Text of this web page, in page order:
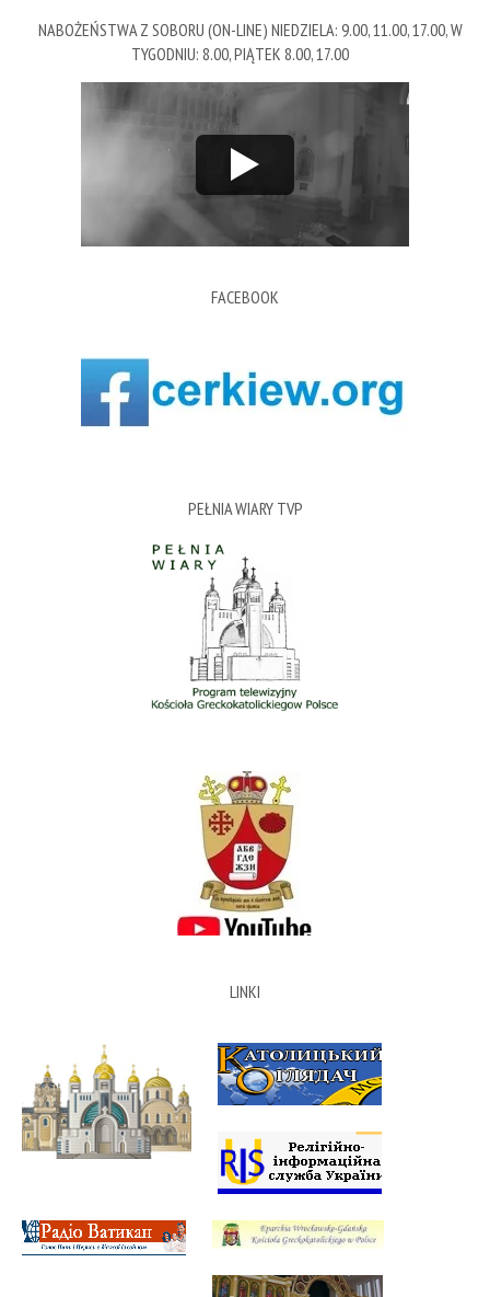
NABOŻEŃSTWA Z SOBORU (ON-LINE) NIEDZIELA: 9.00, 11.00, 17.00, W
TYGODNIU: 8.00, PIĄTEK 8.00, 17.00
FACEBOOK
PEŁNIA WIARY TVP
LINKI